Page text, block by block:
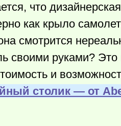
что
как крыло
смотрится
своими руками?
и
столик — от